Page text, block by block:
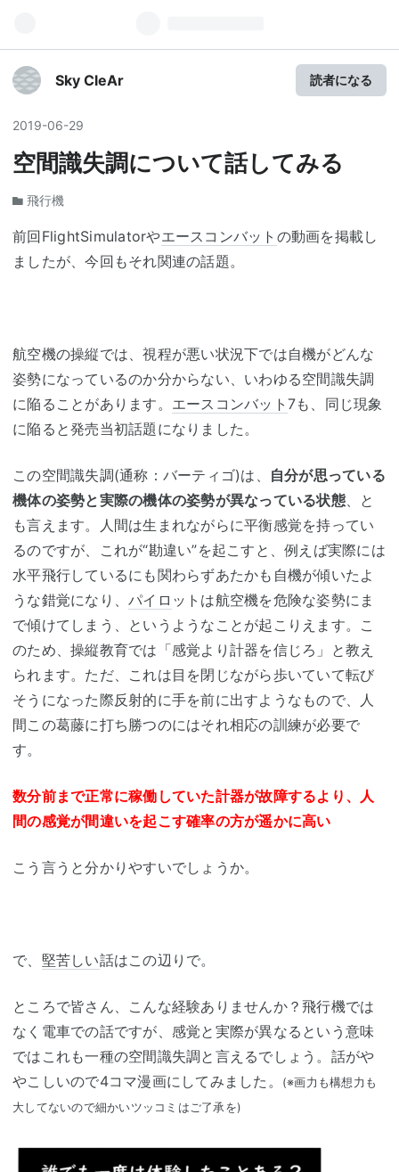
Sky CleAr 読者になる
2019-06-29
空間識失調について話してみる
飛行機
前回FlightSimulatorやエースコンバット の動画を掲載し
ましたが、今回もそれ関連の話題。
航空機の操縦では、視程が悪い状況下では自機がどんな
姿勢になっているのか分からない、いわゆる空間識失調
に陥ることがあります。 エースコンバット 7も、同じ現象
に陥ると発売当初話題になりました。
この空間識失調(通称：バーティゴ)は、
自分が思っている
機体の姿勢と実際の機体の姿勢が異なっている状態、と
も言えます。人間は生まれながらに平衡感覚を持ってい
るのですが、これが“勘違い”を起こすと、例えば実際には
水平飛行しているにも関わらずあたかも自機が傾いたよ
うな錯覚になり、 パイロ ットは航空機を危険な姿勢にま
で傾けてしまう、というようなことが起こりえます。こ
のため、操縦教育では「感覚より計器を信じろ」と教え
られます。ただ、これは目を閉じながら歩いていて転び
そうになった際反射的に手を前に出すようなもので、人
間この葛藤に打ち勝つのにはそれ相応の訓練が必要で
す。
数分前まで正常に稼働していた計器が故障するより、人
間の感覚が間違いを起こす確率の方が遥かに高い
こう言うと分かりやすいでしょうか。
で、 堅苦しい話はこの辺りで。
ところで皆さん、こんな経験ありませんか？飛行機では
なく電車での話ですが、感覚と実際が異なるという意味
ではこれも一種の空間識失調と言えるでしょう。話がや
やこしいので4コマ漫画にしてみました。
(※画力も構想力も
大してないので細かいツッコミはご了承を)